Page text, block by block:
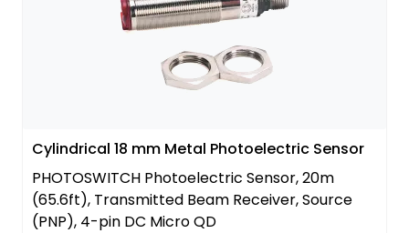
Cylindrical 18 mm Metal Photoelectric Sensor
PHOTOSWITCH Photoelectric Sensor, 20m
(65.6ft), Transmitted Beam Receiver, Source
(PNP), 4-pin DC Micro QD